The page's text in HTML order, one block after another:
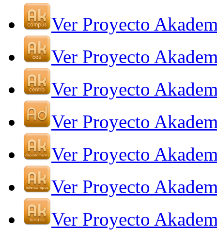
Ver Proyecto
Ver Proyecto
Ver Proyecto
Ver Proyecto
Ver Proyecto
Ver Proyecto
Ver Proyecto